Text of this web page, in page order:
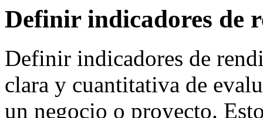
Definir indicadores de
Definir indicadores de
clara y cuantitativa de
un negocio o proyecto.